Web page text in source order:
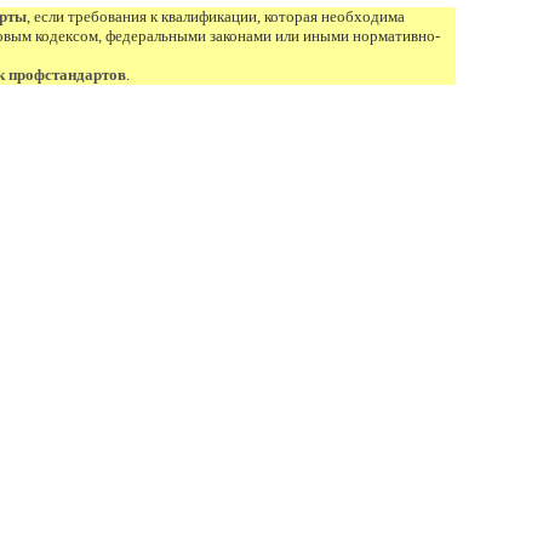
, если требования к квалификации, которая необходима
кодексом, федеральными законами или иными нормативно-
профстандартов.